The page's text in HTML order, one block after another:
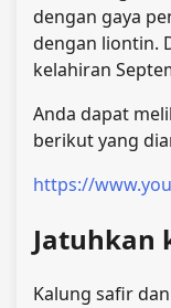
dengan gaya
dengan liontin.
kelahiran
Anda dapat
berikut yang
https://
Jatuhkan
Kalung safir